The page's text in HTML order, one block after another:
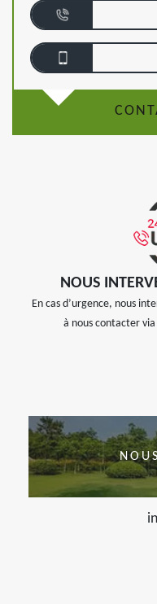
NOUS
En cas d’urgence, nous
à nous contacter